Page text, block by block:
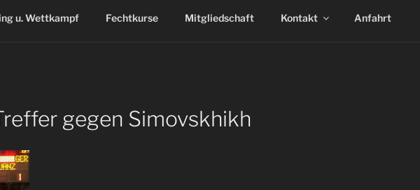
u. Wettkampf Fechtkurse Mitgliedschaft Kontakt Anfahrt
gegen Simovskhikh